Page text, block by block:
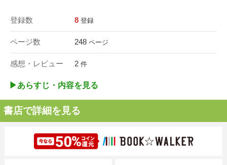
登録数 8 登録
ページ数 248 ページ
感想・レビュー 2 件
▶︎あらすじ・内容を見る
書店で詳細を見る